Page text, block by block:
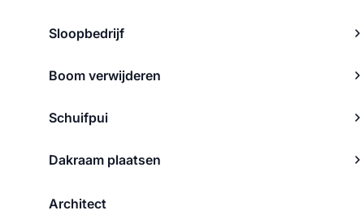
Sloopbedrijf
Boom verwijderen
Schuifpui
Dakraam plaatsen
Architect